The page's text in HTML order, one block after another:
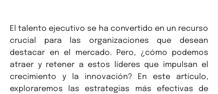
El talento ejecutivo se ha convertido en un recurso
crucial para las organizaciones que desean
destacar en el mercado. Pero, ¿cómo podemos
atraer y retener a estos líderes que impulsan el
crecimiento y la innovación? En este artículo,
exploraremos las estrategias más efectivas de